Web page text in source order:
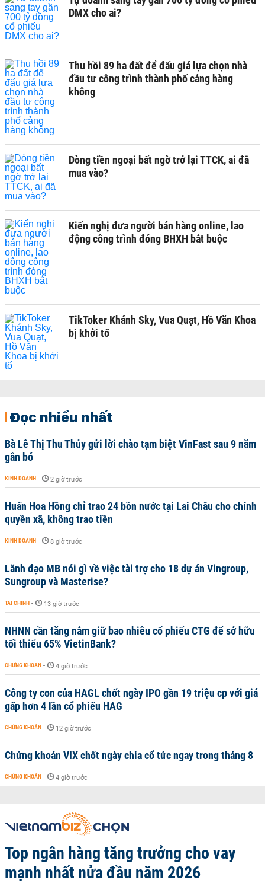
DMX cho ai?
Thu hồi 89 ha đất để đấu giá lựa chọn nhà
đầu tư công trình thành phố cảng hàng
không
Dòng tiền ngoại bất ngờ trở lại TTCK, ai đã
mua vào?
Kiến nghị đưa người bán hàng online, lao
động công trình đóng BHXH bắt buộc
TikToker Khánh Sky, Vua Quạt, Hồ Văn Khoa
bị khởi tố
Đọc nhiều nhất
Bà Lê Thị Thu Thủy gửi lời chào tạm biệt VinFast sau 9 năm
gắn bó
KINH DOANH - 2 giờ trước
Huấn Hoa Hồng chỉ trao 24 bồn nước tại Lai Châu cho chính
quyền xã, không trao tiền
KINH DOANH - 8 giờ trước
Lãnh đạo MB nói gì về việc tài trợ cho 18 dự án Vingroup,
Sungroup và Masterise?
TÀI CHÍNH - 13 giờ trước
NHNN cần tăng nắm giữ bao nhiêu cổ phiếu CTG để sở hữu
tối thiểu 65% VietinBank?
CHỨNG KHOÁN - 4 giờ trước
Công ty con của HAGL chốt ngày IPO gần 19 triệu cp với giá
gấp hơn 4 lần cổ phiếu HAG
CHỨNG KHOÁN - 12 giờ trước
Chứng khoán VIX chốt ngày chia cổ tức ngay trong tháng 8
CHỨNG KHOÁN - 4 giờ trước
Top ngân hàng tăng trưởng cho vay
mạnh nhất nửa đầu năm 2026